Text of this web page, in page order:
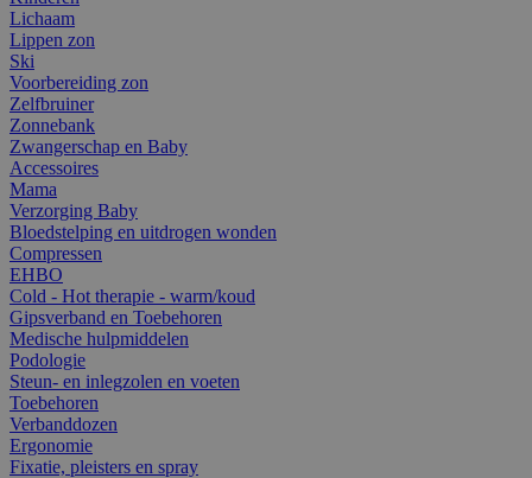
Lichaam
Lippen zon
Ski
Voorbereiding zon
Zelfbruiner
Zonnebank
Zwangerschap en Baby
Accessoires
Mama
Verzorging Baby
Bloedstelping en uitdrogen wonden
Compressen
EHBO
Cold - Hot therapie - warm/koud
Gipsverband en Toebehoren
Medische hulpmiddelen
Podologie
Steun- en inlegzolen en voeten
Toebehoren
Verbanddozen
Ergonomie
Fixatie, pleisters en spray